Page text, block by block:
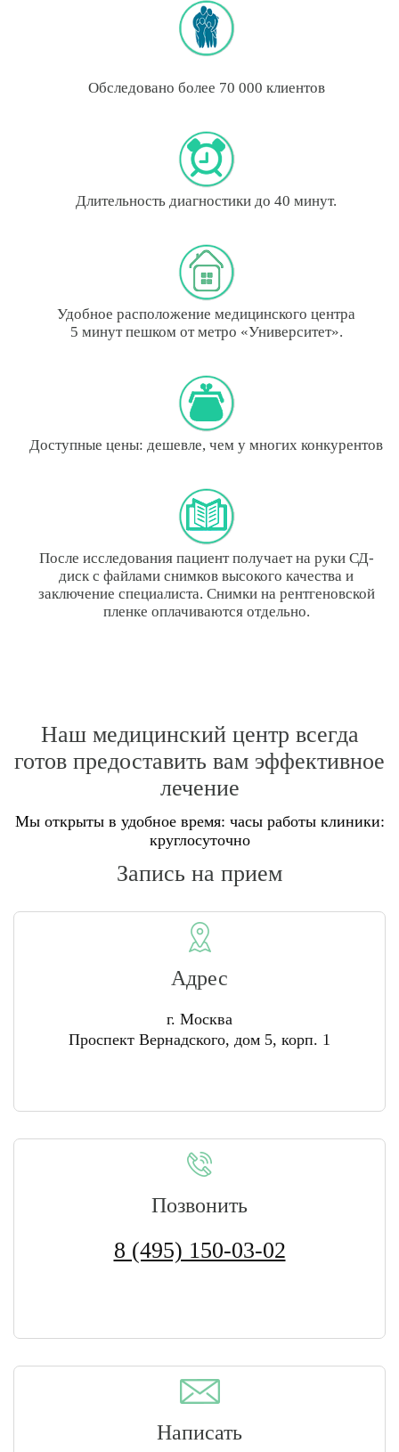
Обследовано более 70 000 клиентов
Длительность диагностики до 40 минут.
Удобное расположение медицинского центра
5 минут пешком от метро «Университет».
Доступные цены: дешевле, чем у многих конкурентов
После исследования пациент получает на руки СД-
диск с файлами снимков высокого качества и
заключение специалиста. Снимки на рентгеновской
пленке оплачиваются отдельно.
Наш медицинский центр всегда
готов предоставить вам эффективное
лечение
Мы открыты в удобное время: часы работы клиники:
круглосуточно
Запись на прием
Адрес
г. Москва
Проспект Вернадского, дом 5, корп. 1
Позвонить
8 (495) 150-03-02
Написать